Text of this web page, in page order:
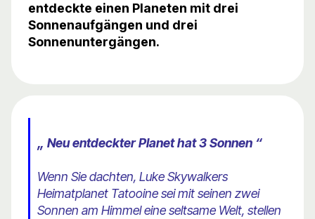
entdeckte einen Planeten mit drei
Sonnenaufgängen und drei
Sonnenuntergängen.
„ Neu entdeckter Planet hat 3 Sonnen “
Wenn Sie dachten, Luke Skywalkers
Heimatplanet Tatooine sei mit seinen zwei
Sonnen am Himmel eine seltsame Welt, stellen